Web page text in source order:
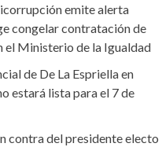
emite alerta
congelar contratación de
el Ministerio de la Igualdad
de De La Espriella en
estará lista para el 7 de
contra del presidente electo